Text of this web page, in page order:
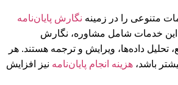
متنوعی را در زمینه نگارش پایان‌نامه
این خدمات شامل مشاوره، نگارش
تحلیل داده‌ها، ویرایش و ترجمه هستند. هر
باشد، هزینه انجام پایان‌نامه نیز افزایش